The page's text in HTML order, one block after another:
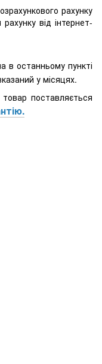
рахунку
від інтернет-
в останньому пункті
у місяцях.
поставляється